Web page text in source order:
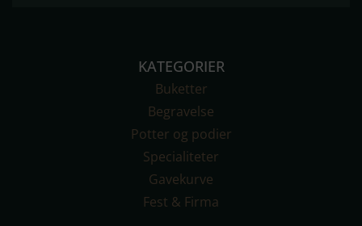
KATEGORIER
Buketter
Begravelse
Potter og podier
Specialiteter
Gavekurve
Fest & Firma